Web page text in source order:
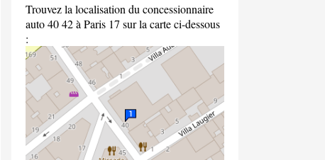
Trouvez la localisation du concessionnaire
auto 40 42 à Paris 17 sur la carte ci-dessous
: